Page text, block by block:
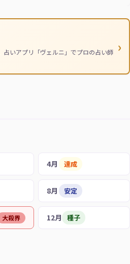
いアプリ「ヴェルニ」でプロの占い師
›
4月 達成
8月 安定
大殺界 12月 種子